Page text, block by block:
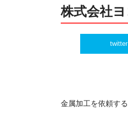
株式会社
twitter
金属加工を依頼する